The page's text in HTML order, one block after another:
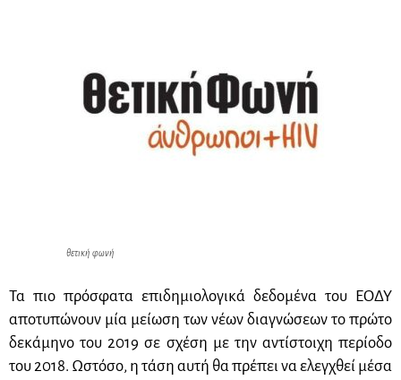
θετική φωνή
Τα πιο πρόσφατα επιδημιολογικά δεδομένα του ΕΟΔΥ
αποτυπώνουν μία μείωση των νέων διαγνώσεων το πρώτο
δεκάμηνο του 2019 σε σχέση με την αντίστοιχη περίοδο
του 2018. Ωστόσο, η τάση αυτή θα πρέπει να ελεγχθεί μέσα